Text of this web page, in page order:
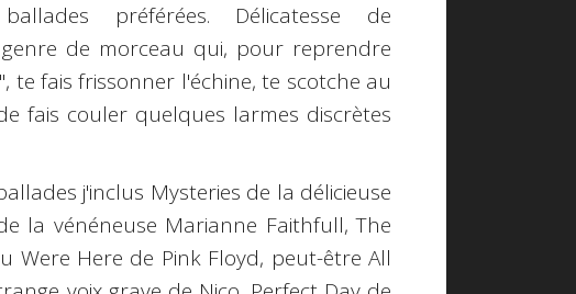
préférées. Délicatesse de
de morceau qui, pour reprendre
te fais frissonner l'échine, te scotche au
fais couler quelques larmes discrètes
j'inclus Mysteries de la délicieuse
la vénéneuse Marianne Faithfull, The
Were Here de Pink Floyd, peut-être All